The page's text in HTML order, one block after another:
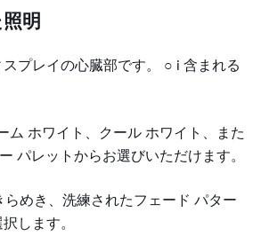
明
プレイの心臓部です。 ○ i 含まれる
ム ホワイト、クール ホワイト、また
パレットからお選びいただけます。
らめき、洗練されたフェード パター
します。